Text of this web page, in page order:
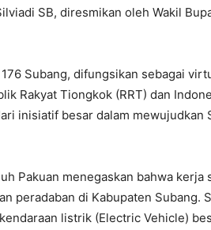
SB, diresmikan oleh Wakil
Subang, difungsikan sebagai
Rakyat Tiongkok (RRT) dan
inisiatif besar dalam mewujudkan
Pakuan menegaskan bahwa kerja
peradaban di Kabupaten Subang.
listrik (Electric Vehicle)